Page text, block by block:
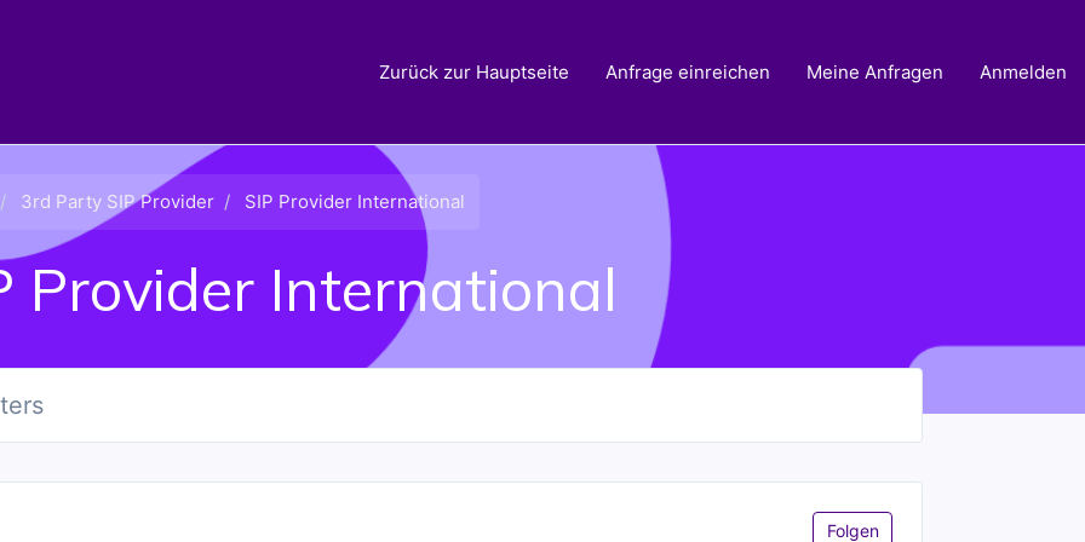
Zurück zur Hauptseite Anfrage einreichen Meine Anfragen Anmelden
3rd Party SIP Provider SIP Provider International
Provider International
Folgen